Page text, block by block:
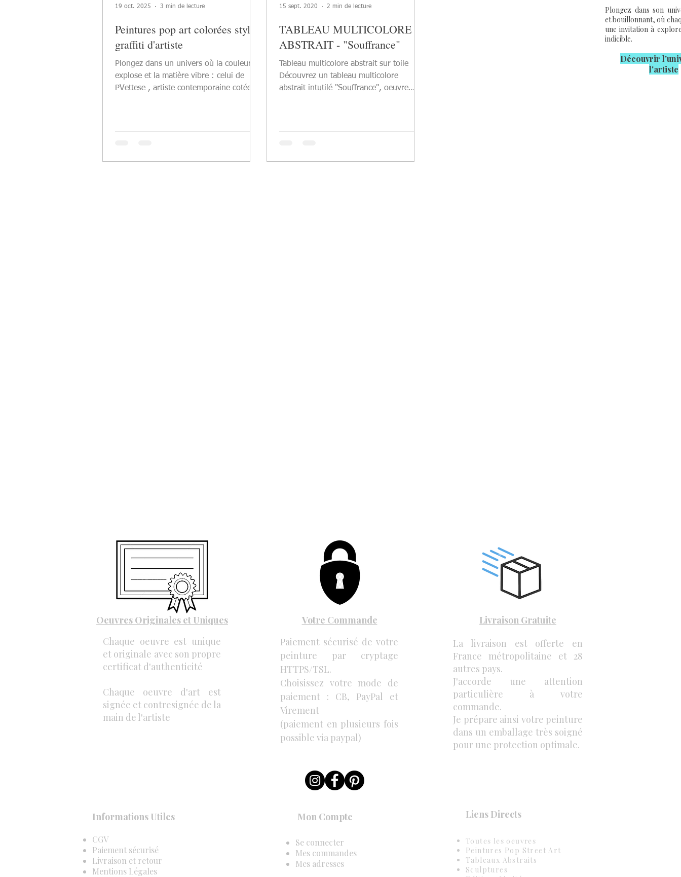
Peintures pop art colorées style
graffiti d'artiste
Plongez dans un univers où la couleur
explose et la matière vibre : celui de
PVettese , artiste contemporaine cotée,
acrylique, feutres, projections et touches
19 oct. 2025 3 min de lecture
TABLEAU MULTICOLORE
ABSTRAIT - "Souffrance"
Tableau multicolore abstrait sur toile
Découvrez un tableau multicolore
abstrait intutilé "Souffrance", oeuvre
15 sept. 2020 2 min de lecture
Plongez dans son
et bouillonnant, où
une invitation à
indicible.
Découvrir l'u
l'artiste
Oeuvres Originales et Uniques
Chaque oeuvre est unique
et originale avec son propre
certificat d'authenticité
Chaque oeuvre d'art est
signée et contresignée de la
main de l'artiste
Votre Commande
Paiement sécurisé de votre
peinture par cryptage
HTTPS/TSL.
Choisissez votre mode de
paiement : CB, PayPal et
Virement
(paiement en plusieurs fois
possible via paypal)
Livraison Gratuite
La livraison est offerte en
France métropolitaine et 28
autres pays.
J'accorde une attention
particulière à votre
commande.
Je prépare ainsi votre peinture
dans un emballage très soigné
pour une protection optimale.
Informations Utiles
CGV
Paiement sécurisé
Livraison et retour
Mentions Légales
Mon Compte
Se connecter
Mes commandes
Mes adresses
Liens Directs
Toutes les oeuvres
Peintures Pop Street Art
Tableaux Abstraits
Sculptures